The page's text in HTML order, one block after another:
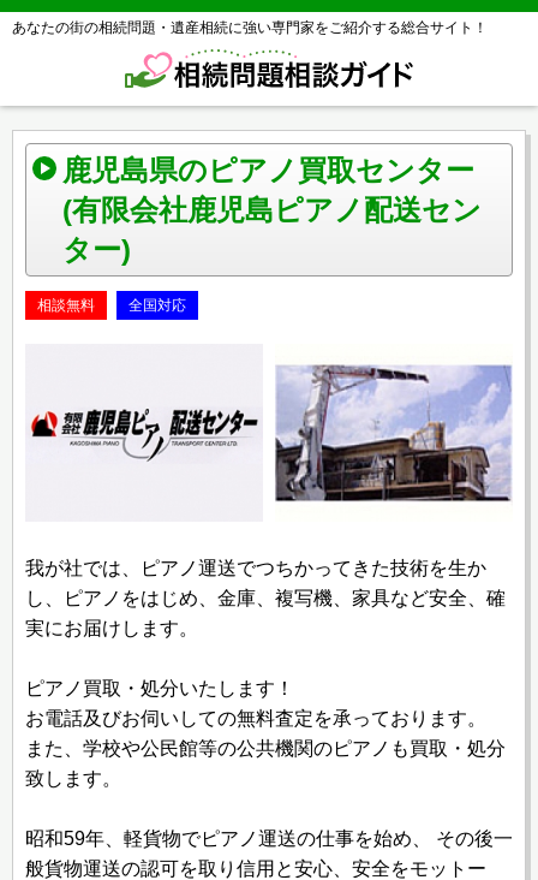
あなたの街の相続問題・遺産相続に強い専門家をご紹介する総合サイト！
鹿児島県のピアノ買取センター
(有限会社鹿児島ピアノ配送セン
ター)
相談無料 全国対応
我が社では、ピアノ運送でつちかってきた技術を生か
し、ピアノをはじめ、金庫、複写機、家具など安全、確
実にお届けします。
ピアノ買取・処分いたします！
お電話及びお伺いしての無料査定を承っております。
また、学校や公民館等の公共機関のピアノも買取・処分
致します。
昭和59年、軽貨物でピアノ運送の仕事を始め、 その後一
般貨物運送の認可を取り信用と安心、安全をモットー